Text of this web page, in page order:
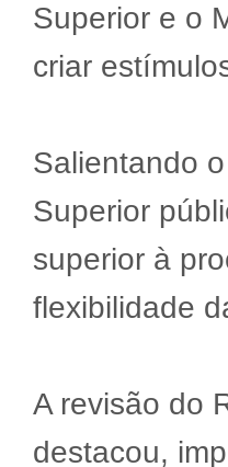
Superior e o
criar
Salientando
Superior
superior à
flexibilidade
A revisão do
destacou,